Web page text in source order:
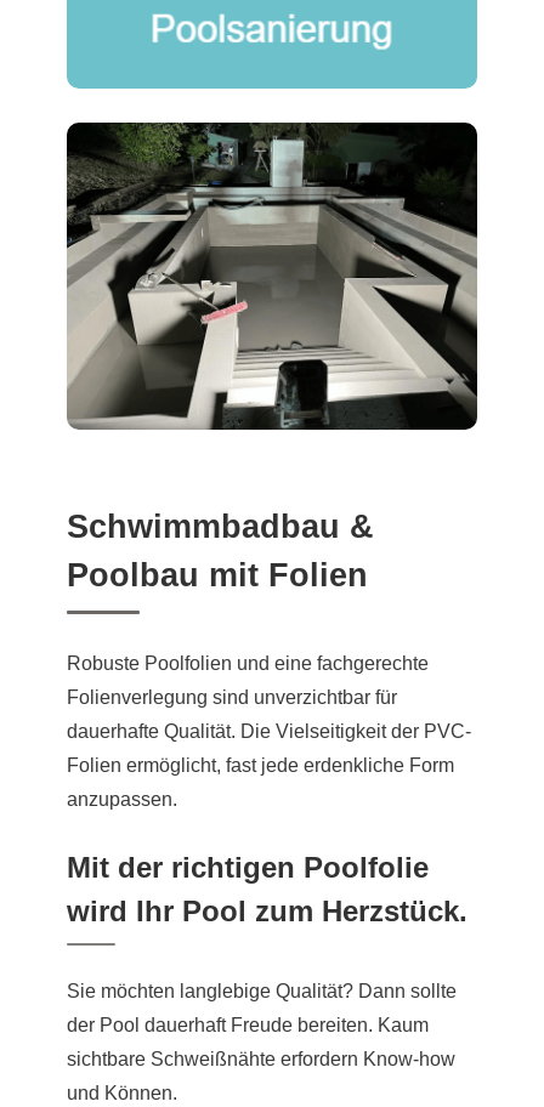
Schwimmbadbau &
Poolbau mit Folien
Robuste Poolfolien und eine fachgerechte
Folienverlegung sind unverzichtbar für
dauerhafte Qualität. Die Vielseitigkeit der PVC-
Folien ermöglicht, fast jede erdenkliche Form
anzupassen.
Mit der richtigen Poolfolie
wird Ihr Pool zum Herzstück.
Sie möchten langlebige Qualität? Dann sollte
der Pool dauerhaft Freude bereiten. Kaum
sichtbare Schweißnähte erfordern Know-how
und Können.